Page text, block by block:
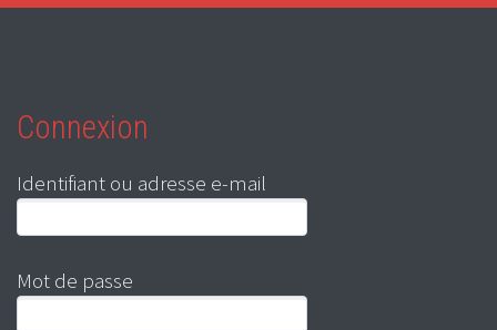
Connexion
Identifiant ou adresse e-mail
Mot de passe